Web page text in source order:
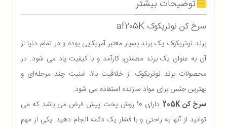
توضیحات بیشتر
سرخ کن نوتریکوک af205K
برند نوتریکوک یک برند بسیار معتبر آمریکایی بوده و در تمام دنیا از
آن به عنوان یک برند مطمئن، کارآمد و با کیفیت یاد می شود. در
محصولات برند نوتریکوک از خلاقیت بالا، امنیت چند مرحله‌ای و
بهترین جنس برای مواد سازنده استفاده می شود.
سرخ کن 205K
دارای 10 روش پخت پیش فرض می باشد که می
توانید از آنها به راحتی و با فشار یک دکمه انجام دهید. یکی از مهم